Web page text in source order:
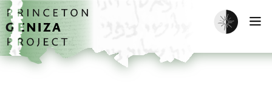
Skip to main content
home
Enable dark